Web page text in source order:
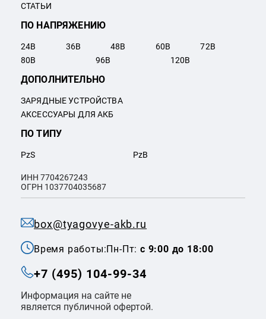
box@tyagovye-akb.ru
Время работы:Пн-Пт:с 9:00 до 18:00
+7 (495) 104-99-34
Информация на сайте не
является публичной офертой.
СТАТЬИ
ПО НАПРЯЖЕНИЮ
24В 36В 48В 60В 72В
80В 96В 120В
ПО ТИПУ
PzS PzB
ДОПОЛНИТЕЛЬНО
ЗАРЯДНЫЕ УСТРОЙСТВА
АКСЕССУАРЫ ДЛЯ АКБ
ИНН 7704267243
ОГРН 1037704035687